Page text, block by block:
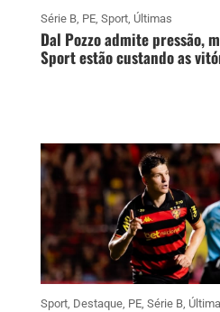
Série B, PE, Sport, Últimas
Dal Pozzo admite pressão,
Sport estão custando as
Sport, Destaque, PE, Série B,